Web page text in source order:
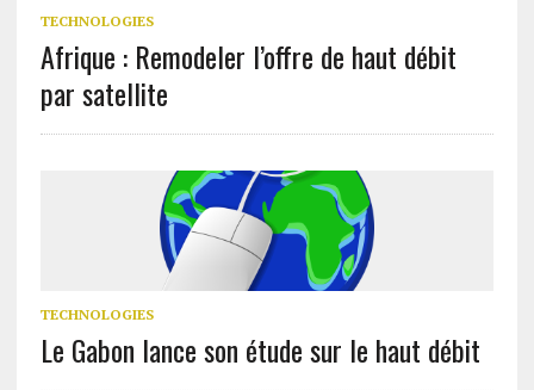
TECHNOLOGIES
Afrique : Remodeler l’offre de haut débit
par satellite
TECHNOLOGIES
Le Gabon lance son étude sur le haut débit